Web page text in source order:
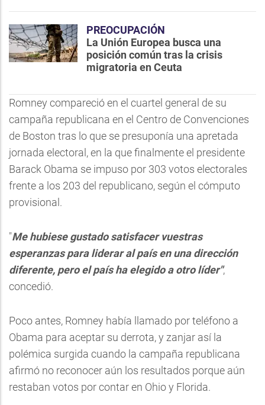
PREOCUPACIÓN
La Unión Europea busca una
posición común tras la crisis
migratoria en Ceuta
Romney compareció en el cuartel general de su
campaña republicana en el Centro de Convenciones
de Boston tras lo que se presuponía una apretada
jornada electoral, en la que finalmente el presidente
Barack Obama se impuso por 303 votos electorales
frente a los 203 del republicano, según el cómputo
provisional.
"Me hubiese gustado satisfacer vuestras
esperanzas para liderar al país en una dirección
diferente, pero el país ha elegido a otro líder",
concedió.
Poco antes, Romney había llamado por teléfono a
Obama para aceptar su derrota, y zanjar así la
polémica surgida cuando la campaña republicana
afirmó no reconocer aún los resultados porque aún
restaban votos por contar en Ohio y Florida.